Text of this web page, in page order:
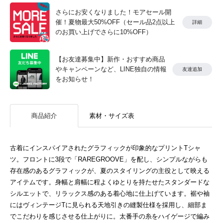
さらにお安くなりました！モアセール開
催！夏物最大50%OFF（セール品2点以上
のお買い上げでさらに10%OFF）
詳細
【お友達募集中】新作・おすすめ商品
やキャンペーンなど、LINE独自の情報
をお知らせ！
友達追加
商品紹介 素材・サイズ表
古着にインスパイアされたグラフィックが印象的なプリントTシャ
ツ。フロントに3段で「RAREGROOVE」を配し、シンプルながらも
存在感のあるグラフィックが、夏のスタイリングの主役として映える
アイテムです。身幅と肩幅に程よくゆとりを持たせたスタンダードな
シルエットで、リラックス感のある着心地に仕上げています。裾や袖
にはヴィンテージTに見られる天地引きの縫製仕様を採用し、細部ま
でこだわりを感じさせる仕上がりに。太番手の糸をハイゲージで編み